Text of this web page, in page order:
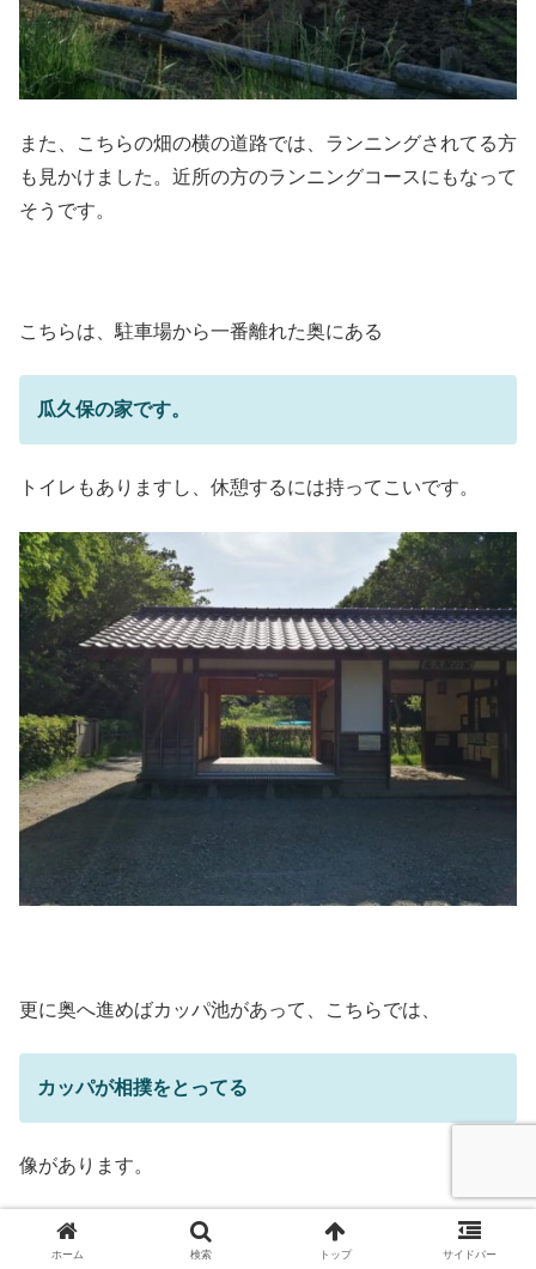
また、こちらの畑の横の道路では、ランニングされてる方
も見かけました。近所の方のランニングコースにもなって
そうです。
こちらは、駐車場から一番離れた奥にある
瓜久保の家です。
トイレもありますし、休憩するには持ってこいです。
更に奥へ進めばカッパ池があって、こちらでは、
カッパが相撲をとってる
像があります。
ホーム 検索 トップ サイドバー